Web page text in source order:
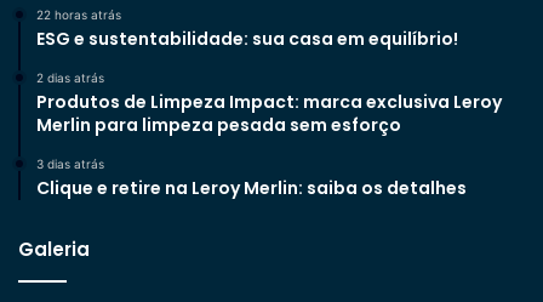
22 horas atrás
ESG e sustentabilidade: sua casa em equilíbrio!
2 dias atrás
Produtos de Limpeza Impact: marca exclusiva Leroy
Merlin para limpeza pesada sem esforço
3 dias atrás
Clique e retire na Leroy Merlin: saiba os detalhes
Galeria